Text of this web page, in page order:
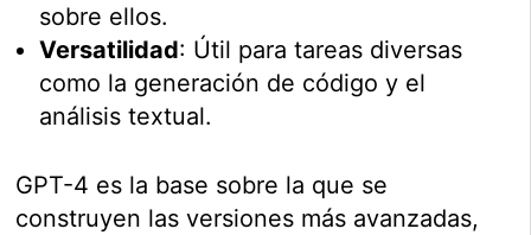
sobre ellos.
Versatilidad: Útil para tareas diversas
como la generación de código y el
análisis textual.
GPT-4 es la base sobre la que se
construyen las versiones más avanzadas,